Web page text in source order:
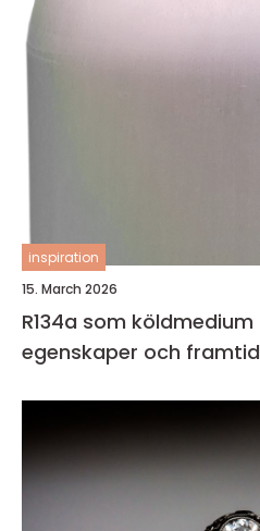
inspiration
15. March 2026
R134a som köldmedium användning,
egenskaper och framtid